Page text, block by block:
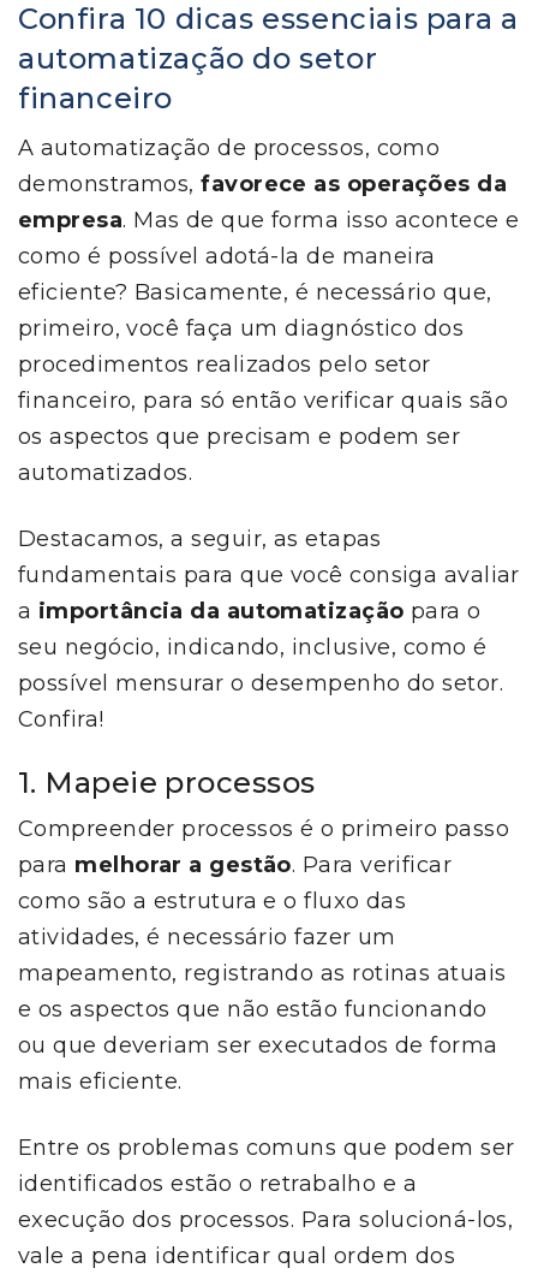
Confira 10 dicas essenciais para a
automatização do setor
financeiro
A automatização de processos, como
demonstramos, favorece as operações da
empresa. Mas de que forma isso acontece e
como é possível adotá-la de maneira
eficiente? Basicamente, é necessário que,
primeiro, você faça um diagnóstico dos
procedimentos realizados pelo setor
financeiro, para só então verificar quais são
os aspectos que precisam e podem ser
automatizados.
Destacamos, a seguir, as etapas
fundamentais para que você consiga avaliar
a importância da automatização para o
seu negócio, indicando, inclusive, como é
possível mensurar o desempenho do setor.
Confira!
1. Mapeie processos
Compreender processos é o primeiro passo
para melhorar a gestão. Para verificar
como são a estrutura e o fluxo das
atividades, é necessário fazer um
mapeamento, registrando as rotinas atuais
e os aspectos que não estão funcionando
ou que deveriam ser executados de forma
mais eficiente.
Entre os problemas comuns que podem ser
identificados estão o retrabalho e a
execução dos processos. Para solucioná-los,
vale a pena identificar qual ordem dos